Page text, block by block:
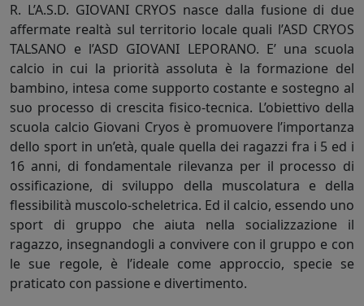
R. L’A.S.D. GIOVANI CRYOS nasce dalla fusione di due
affermate realtà sul territorio locale quali l’ASD CRYOS
TALSANO e l’ASD GIOVANI LEPORANO. E’ una scuola
calcio in cui la priorità assoluta è la formazione del
bambino, intesa come supporto costante e sostegno al
suo processo di crescita fisico-tecnica. L’obiettivo della
scuola calcio Giovani Cryos è promuovere l’importanza
dello sport in un’età, quale quella dei ragazzi fra i 5 ed i
16 anni, di fondamentale rilevanza per il processo di
ossificazione, di sviluppo della muscolatura e della
flessibilità muscolo-scheletrica. Ed il calcio, essendo uno
sport di gruppo che aiuta nella socializzazione il
ragazzo, insegnandogli a convivere con il gruppo e con
le sue regole, è l’ideale come approccio, specie se
praticato con passione e divertimento.